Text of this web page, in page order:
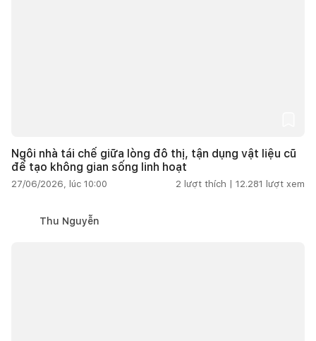
Ngôi nhà tái chế giữa lòng đô thị, tận dụng vật liệu cũ
để tạo không gian sống linh hoạt
27/06/2026, lúc 10:00 2 lượt thích | 12.281 lượt xem
Thu Nguyễn